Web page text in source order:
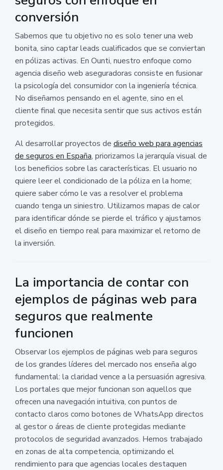
conversión
Sabemos que tu objetivo no es solo tener una web
bonita, sino captar leads cualificados que se conviertan
en pólizas activas. En Ounti, nuestro enfoque como
agencia diseño web aseguradoras consiste en fusionar
la psicología del consumidor con la ingeniería técnica.
No diseñamos pensando en el agente, sino en el
cliente final que necesita sentir que sus activos están
protegidos.
Al desarrollar proyectos de diseño web para agencias
de seguros en España, priorizamos la jerarquía visual de
los beneficios sobre las características. El usuario no
quiere leer el condicionado de la póliza en la home;
quiere saber cómo le vas a resolver el problema
cuando tenga un siniestro. Utilizamos mapas de calor
para identificar dónde se pierde el tráfico y ajustamos
el diseño en tiempo real para maximizar el retorno de
la inversión.
La importancia de contar con
ejemplos de páginas web para
seguros que realmente
funcionen
Observar los ejemplos de páginas web para seguros
de los grandes líderes del mercado nos enseña algo
fundamental: la claridad vence a la persuasión agresiva.
Los portales que mejor funcionan son aquellos que
ofrecen una navegación intuitiva, con puntos de
contacto claros como botones de WhatsApp directos
al gestor o áreas de cliente protegidas mediante
protocolos de seguridad avanzados. Hemos trabajado
en zonas de alta competencia, optimizando el
rendimiento para que agencias locales destaquen